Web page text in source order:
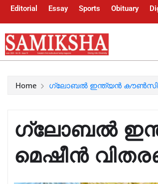
Editorial Essay Sports Obituary
Home ഗ്ലോബൽ ഇന്ത്യൻ
ഗ്ലോബൽ
മെഷീൻ